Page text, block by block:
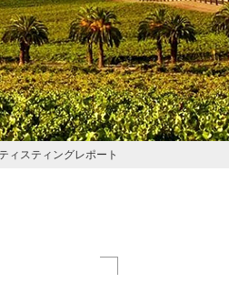
ィスティングレポート